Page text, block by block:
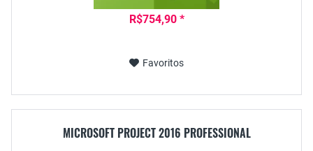
R$754,90 *
Favoritos
MICROSOFT PROJECT 2016 PROFESSIONAL